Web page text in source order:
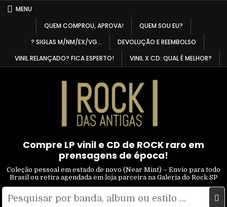
SkipMENU
QUEM COMPROU, APROVA!
QUEM SOU EU?
? SIGLAS M/NM/EX/VG…
DEVOLUÇÃO E REEMBOLSO
VINIL RELANÇADO? FICA ESPERTO!
VINIL X CD: QUAL É MELHOR?
Compre LP vinil e CD de ROCK raro em
prensagens de época!
Coleção pessoal em estado de novo (Near Mint) – Envio para todo
Brasil ou retira agendada em loja parceira na Galeria do Rock SP
Pesquisar